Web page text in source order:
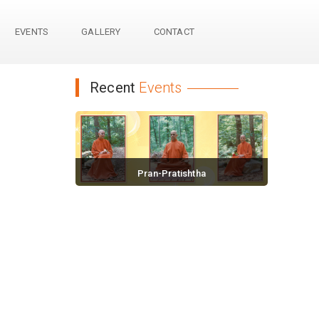
EVENTS GALLERY CONTACT
Recent Events
Pran-Pratishtha